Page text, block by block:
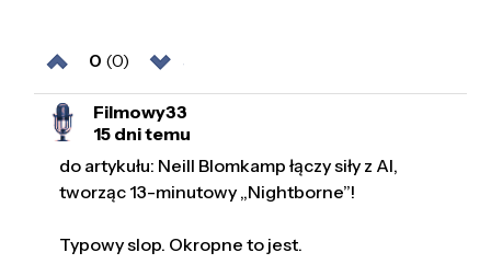
0 (0)
Filmowy33
15 dni temu
do artykułu: Neill Blomkamp łączy siły z AI,
tworząc 13-minutowy „Nightborne”!
Typowy slop. Okropne to jest.